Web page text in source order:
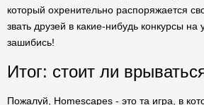
который охренительно распоряжается
звать друзей в какие-нибудь конкурсы на
зашибись!
Итог: стоит ли
Пожалуй, Homescapes - это та игра, в